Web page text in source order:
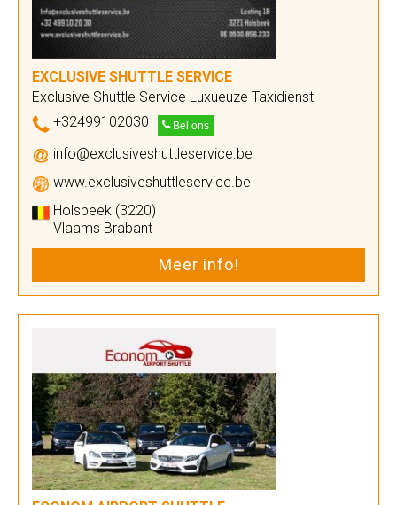
EXCLUSIVE SHUTTLE SERVICE
Exclusive Shuttle Service Luxueuze Taxidienst
+32499102030
Bel ons
info@exclusiveshuttleservice.be
www.exclusiveshuttleservice.be
Holsbeek (3220)
Vlaams Brabant
Meer info!